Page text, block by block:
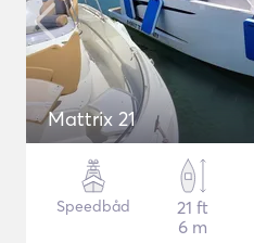
Mattrix 21
Speedbåd
21 ft
6 m